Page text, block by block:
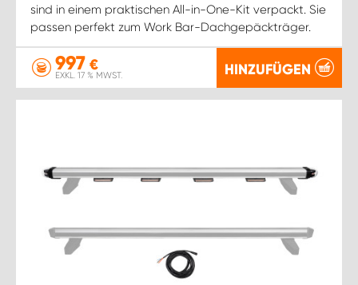
sind in einem praktischen All-in-One-Kit verpackt. Sie
passen perfekt zum Work Bar-Dachgepäckträger.
997 €
EXKL. 17 % MWST. HINZUFÜGEN